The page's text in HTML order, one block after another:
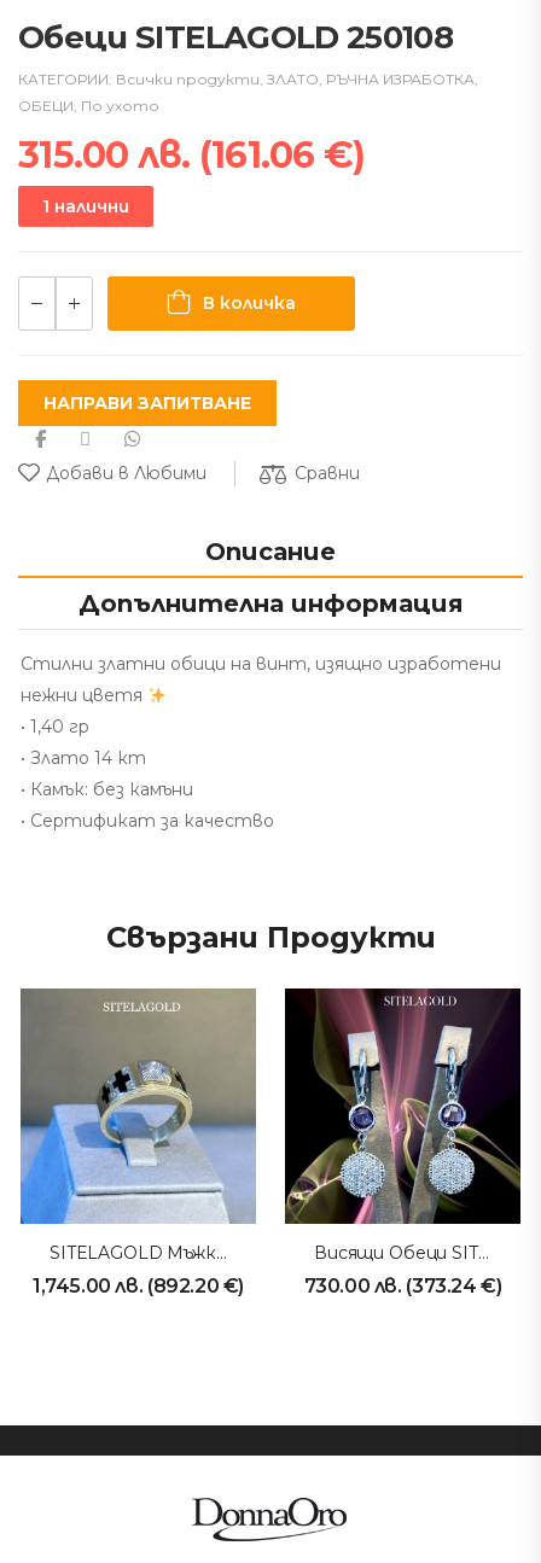
Обеци SITELAGOLD 250108
КАТЕГОРИИ: Всички продукти, ЗЛАТО, РЪЧНА ИЗРАБОТКА,
ОБЕЦИ, По ухото
315.00 лв. (161.06 €)
1 налични
В количка
НАПРАВИ ЗАПИТВАНЕ
Добави в Любими Сравни
Описание
Допълнителна информация
Стилни златни обици на винт, изящно изработени
нежни цветя
• 1,40 гр
• Злато 14 кт
• Камък: без камъни
• Сертификат за качество
Свързани Продукти
SITELAGOLD Мъжки Пръстен 231026
1,745.00лв. (892.20 €)
Висящи Обеци SITELAGOLD 211102
730.00 лв. (373.24€)